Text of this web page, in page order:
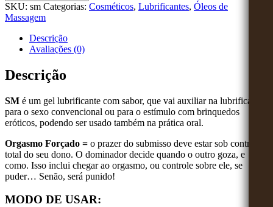
SKU: sm Categorias: Cosméticos, Lubrificantes, Óleos de
Massagem
Descrição
Avaliações (0)
Descrição
SM é um gel lubrificante com sabor, que vai auxiliar na lubrificação
para o sexo convencional ou para o estímulo com brinquedos
eróticos, podendo ser usado também na prática oral.
Orgasmo Forçado = o prazer do submisso deve estar sob controle
total do seu dono. O dominador decide quando o outro goza, e
como. Isso inclui chegar ao orgasmo, ou controle sobre ele, se
puder… Senão, será punido!
MODO DE USAR: